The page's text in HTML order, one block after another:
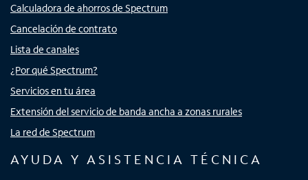
Calculadora de ahorros de Spectrum
Cancelación de contrato
Lista de canales
¿Por qué Spectrum?
Servicios en tu área
Extensión del servicio de banda ancha a zonas rurales
La red de Spectrum
AYUDA Y ASISTENCIA TÉCNICA